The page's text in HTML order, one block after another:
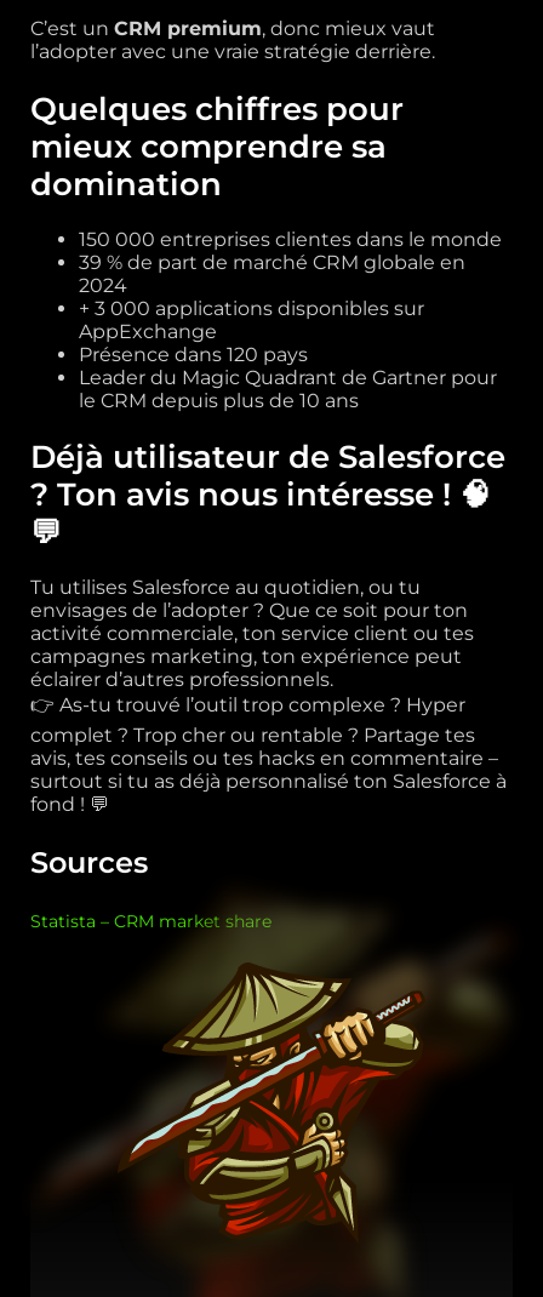
C’est un CRM premium, donc mieux vaut
l’adopter avec une vraie stratégie derrière.
Quelques chiffres pour
mieux comprendre sa
domination
150 000 entreprises clientes dans le monde
39 % de part de marché CRM globale en
2024
+ 3 000 applications disponibles sur
AppExchange
Présence dans 120 pays
Leader du Magic Quadrant de Gartner pour
le CRM depuis plus de 10 ans
Déjà utilisateur de Salesforce
? Ton avis nous intéresse ! 🧠
💬
Tu utilises Salesforce au quotidien, ou tu
envisages de l’adopter ? Que ce soit pour ton
activité commerciale, ton service client ou tes
campagnes marketing, ton expérience peut
éclairer d’autres professionnels.
👉 As-tu trouvé l’outil trop complexe ? Hyper
complet ? Trop cher ou rentable ? Partage tes
avis, tes conseils ou tes hacks en commentaire –
surtout si tu as déjà personnalisé ton Salesforce à
fond ! 💬
Sources
Statista – CRM market share